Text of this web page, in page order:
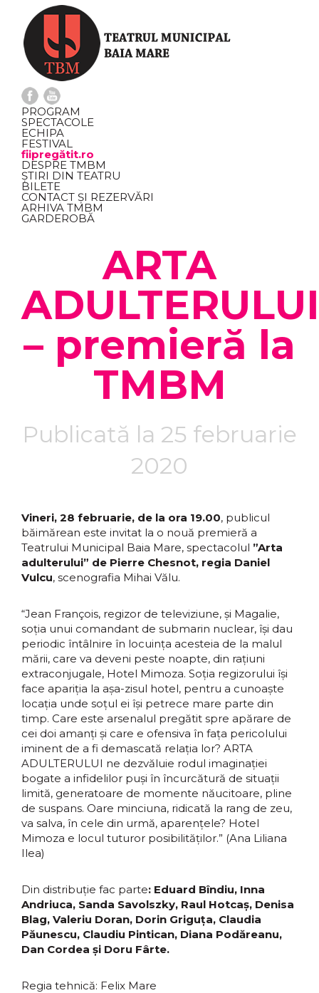
PROGRAM
SPECTACOLE
ECHIPA
FESTIVAL
fiipregătit.ro
DESPRE TMBM
ȘTIRI DIN TEATRU
BILETE
CONTACT ȘI REZERVĂRI
ARHIVA TMBM
GARDEROBĂ
ARTA
ADULTERULUI
– premieră la
TMBM
Publicată la 25 februarie
2020
Vineri, 28 februarie, de la ora 19.00, publicul
băimărean este invitat la o nouă premieră a
Teatrului Municipal Baia Mare, spectacolul ”Arta
adulterului” de Pierre Chesnot, regia Daniel
Vulcu, scenografia Mihai Vălu.
“Jean François, regizor de televiziune, și Magalie,
soția unui comandant de submarin nuclear, își dau
periodic întâlnire în locuința acesteia de la malul
mării, care va deveni peste noapte, din rațiuni
extraconjugale, Hotel Mimoza. Soția regizorului își
face apariția la așa-zisul hotel, pentru a cunoaște
locația unde soțul ei își petrece mare parte din
timp. Care este arsenalul pregătit spre apărare de
cei doi amanți și care e ofensiva în fața pericolului
iminent de a fi demascată relația lor? ARTA
ADULTERULUI ne dezvăluie rodul imaginației
bogate a infidelilor puși în încurcătură de situații
limită, generatoare de momente năucitoare, pline
de suspans. Oare minciuna, ridicată la rang de zeu,
va salva, în cele din urmă, aparențele? Hotel
Mimoza e locul tuturor posibilităților.” (Ana Liliana
Ilea)
Din distribuție fac parte: Eduard Bîndiu, Inna
Andriuca, Sanda Savolszky, Raul Hotcaș, Denisa
Blag, Valeriu Doran, Dorin Griguța, Claudia
Păunescu, Claudiu Pintican, Diana Podăreanu,
Dan Cordea și Doru Fârte.
Regia tehnică: Felix Mare